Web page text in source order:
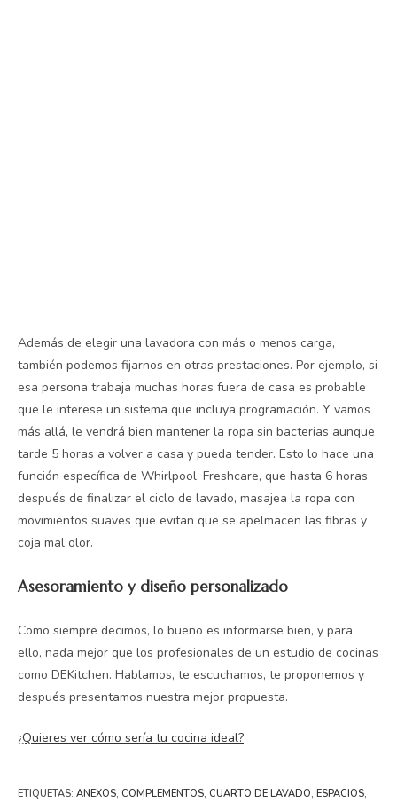
Además de elegir una lavadora con más o menos carga,
también podemos fijarnos en otras prestaciones. Por ejemplo, si
esa persona trabaja muchas horas fuera de casa es probable
que le interese un sistema que incluya programación. Y vamos
más allá, le vendrá bien mantener la ropa sin bacterias aunque
tarde 5 horas a volver a casa y pueda tender. Esto lo hace una
función específica de Whirlpool, Freshcare, que hasta 6 horas
después de finalizar el ciclo de lavado, masajea la ropa con
movimientos suaves que evitan que se apelmacen las fibras y
coja mal olor.
Asesoramiento y diseño personalizado
Como siempre decimos, lo bueno es informarse bien, y para
ello, nada mejor que los profesionales de un estudio de cocinas
como DEKitchen. Hablamos, te escuchamos, te proponemos y
después presentamos nuestra mejor propuesta.
¿Quieres ver cómo sería tu cocina ideal?
ETIQUETAS: ANEXOS, COMPLEMENTOS, CUARTO DE LAVADO, ESPACIOS,